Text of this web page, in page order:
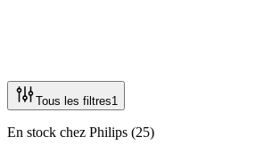
Tous les filtres1
En stock chez Philips (25)